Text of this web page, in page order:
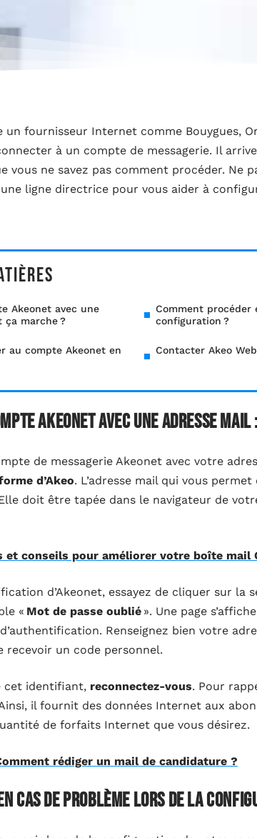
un fournisseur Internet comme Bouygues,
à un compte de messagerie. Il
vous ne savez pas comment procéder. Ne
ligne directrice pour vous aider à
Akeonet avec une
ça marche ?
Comment procéder
configuration ?
au compte Akeonet en
Contacter Akeo
Akeonet avec une adresse mail
de messagerie Akeonet avec votre
d’Akeo. L’adresse mail qui vous
doit être tapée dans le navigateur de
et conseils pour améliorer votre boîte mail
d’Akeonet, essayez de cliquer sur la
« Mot de passe oublié ». Une page
Renseignez bien votre
recevoir un code personnel.
cet identifiant, reconnectez-vous. Pour
il fournit des données Internet aux
de forfaits Internet que vous désirez.
rédiger un mail de candidature ?
cas de problème lors de la